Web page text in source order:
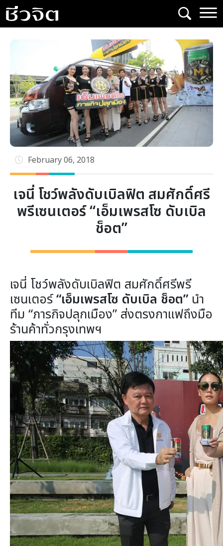
Skip
to
content
February 06, 2018
เจนี่ โชว์พลังดับเบิลฟิต สมศักดิ์ศรี
พรีเซนเตอร์ “เอ็มเพรสโซ ดับเบิล
ช็อต”
เจนี่ โชว์พลังดับเบิลฟิต สมศักดิ์ศรีพรี
เซนเตอร์“เอ็มเพรสโซ ดับเบิล ช็อต” นำ
ทีม “ภารกิจปลุกเมือง” ส่งตรงกาแฟถึงมือ
ร้านค้าทั่วกรุงเทพฯ